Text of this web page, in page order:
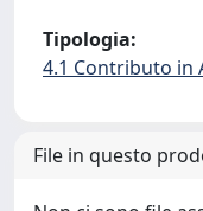
Tipologia:
4.1 Contributo in
File in questo